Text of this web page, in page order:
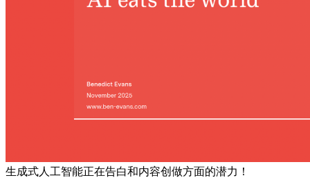
生成式人工智能正在告白和内容创做方面的潜力！